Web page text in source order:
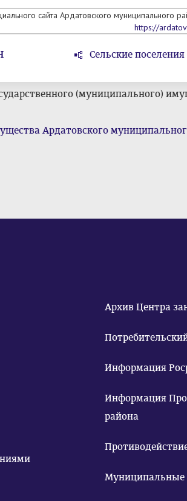
сайта Ардатовского
https://
Сельские поселения
(муниципального)
Ардатовского
Архив Центра
Информация
Информация
района
Муниципальные